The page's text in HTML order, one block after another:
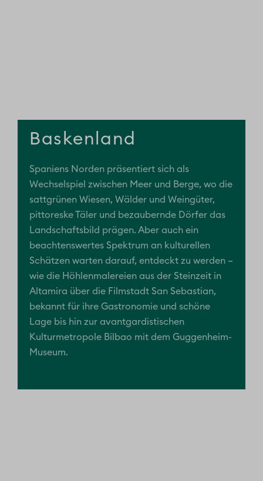
Baskenland
Spaniens Norden präsentiert sich als
Wechselspiel zwischen Meer und Berge, wo die
sattgrünen Wiesen, Wälder und Weingüter,
pittoreske Täler und bezaubernde Dörfer das
Landschaftsbild prägen. Aber auch ein
beachtenswertes Spektrum an kulturellen
Schätzen warten darauf, entdeckt zu werden –
wie die Höhlenmalereien aus der Steinzeit in
Altamira über die Filmstadt San Sebastian,
bekannt für ihre Gastronomie und schöne
Lage bis hin zur avantgardistischen
Kulturmetropole Bilbao mit dem Guggenheim-
Museum.